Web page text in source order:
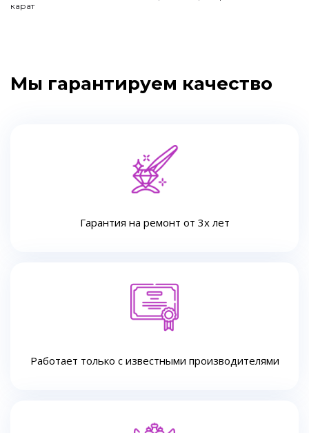
карат
Мы гарантируем качество
Гарантия на ремонт от 3х лет
Работает только с известными производителями